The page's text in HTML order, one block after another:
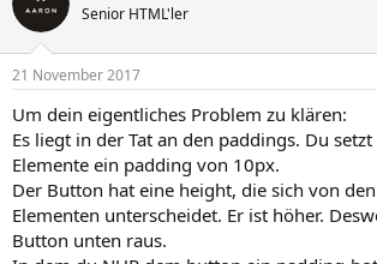
Senior HTML'ler
21 November 2017
Um dein eigentliches Problem zu klären:
Es liegt in der Tat an den paddings. Du
Elemente ein padding von 10px.
Der Button hat eine height, die sich von
Elementen unterscheidet. Er ist höher.
Button unten raus.